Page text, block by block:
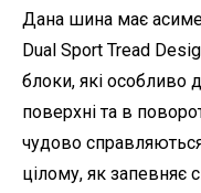
Дана шина має
Dual Sport Tread
блоки, які особливо
поверхні та в
чудово
цілому, як запевняє